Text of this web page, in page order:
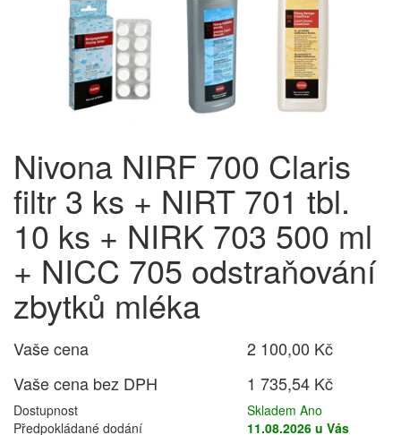
Nivona NIRF 700 Claris
filtr 3 ks + NIRT 701 tbl.
10 ks + NIRK 703 500 ml
+ NICC 705 odstraňování
zbytků mléka
Vaše cena
2 100,00 Kč
Vaše cena bez DPH
1 735,54 Kč
Dostupnost
Skladem Ano
Předpokládané dodání
11.08.2026 u Vás